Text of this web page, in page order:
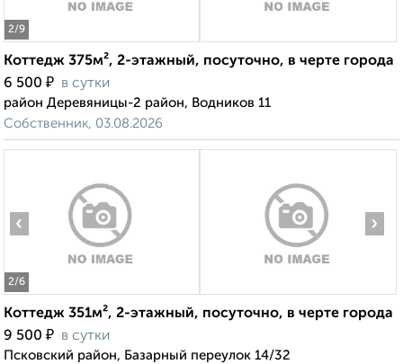
2/9
Коттедж 375м², 2-этажный, посуточно, в черте города
6 500 ₽ в сутки
район Деревяницы-2 район, Водников 11
Собственник, 03.08.2026
2/6
‹ ›
Коттедж 351м², 2-этажный, посуточно, в черте города
9 500 ₽ в сутки
Псковский район, Базарный переулок 14/32